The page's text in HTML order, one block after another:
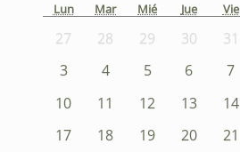
Lun Mar Mié Jue Vie
27 28 29 30 31
3
4 5 6 7
10
11 12 13 14
17
18 19 20 21